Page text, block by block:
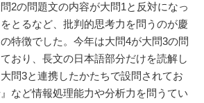
問2の問題文の内容が大問1と反対になっ
とるなど、批判的思考力を問うのが慶
特徴でした。今年は大問4が大問3の問
おり、長文の日本語部分だけを読解し
問3と連携したかたちで設問されてお
など情報処理能力や分析力を問うてい